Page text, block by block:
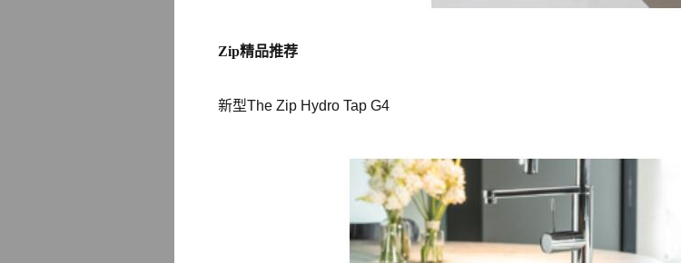
Zip精品推荐
新型The Zip Hydro Tap G4